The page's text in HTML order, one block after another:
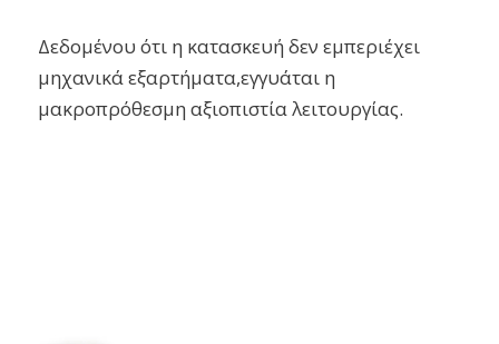
Δεδομένου ότι η κατασκευή δεν εμπεριέχει
μηχανικά εξαρτήματα,εγγυάται η
μακροπρόθεσμη αξιοπιστία λειτουργίας.